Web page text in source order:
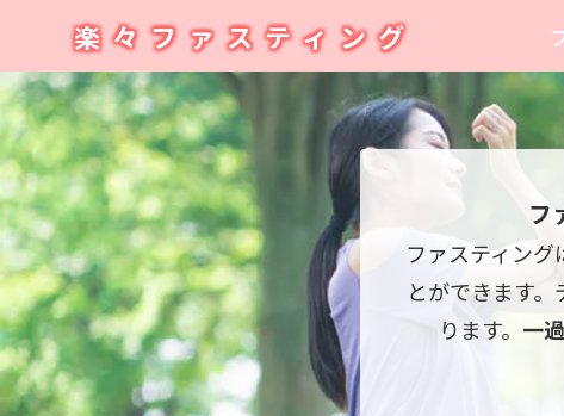
楽々ファスティング
フ
ファスティン
とができます
ります。 一